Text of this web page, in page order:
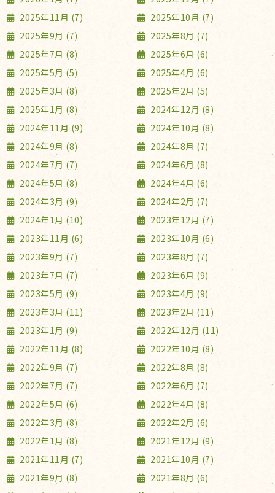
2025年11月 (7)
2025年10月 (7)
2025年9月 (7)
2025年8月 (7)
2025年7月 (8)
2025年6月 (6)
2025年5月 (5)
2025年4月 (6)
2025年3月 (8)
2025年2月 (5)
2025年1月 (8)
2024年12月 (8)
2024年11月 (9)
2024年10月 (8)
2024年9月 (8)
2024年8月 (7)
2024年7月 (7)
2024年6月 (8)
2024年5月 (8)
2024年4月 (6)
2024年3月 (9)
2024年2月 (7)
2024年1月 (10)
2023年12月 (7)
2023年11月 (6)
2023年10月 (6)
2023年9月 (7)
2023年8月 (7)
2023年7月 (7)
2023年6月 (9)
2023年5月 (9)
2023年4月 (9)
2023年3月 (11)
2023年2月 (11)
2023年1月 (9)
2022年12月 (11)
2022年11月 (8)
2022年10月 (8)
2022年9月 (7)
2022年8月 (8)
2022年7月 (7)
2022年6月 (7)
2022年5月 (6)
2022年4月 (8)
2022年3月 (8)
2022年2月 (6)
2022年1月 (8)
2021年12月 (9)
2021年11月 (7)
2021年10月 (7)
2021年9月 (8)
2021年8月 (6)